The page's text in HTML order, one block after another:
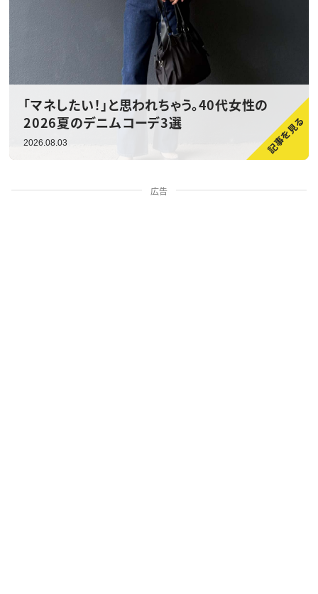
「マネしたい！」と思われちゃう。40代女性の
2026夏のデニムコーデ3選
2026.08.03
広告